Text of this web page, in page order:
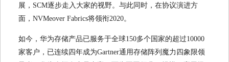
展，SCM逐步走入大家的视野。与此同时，在协议演进方
面，NVMeover Fabrics将领衔2020。
如今，华为存储产品已服务于全球150多个国家的超过10000
家客户，已连续四年成为Gartner通用存储阵列魔力四象限领